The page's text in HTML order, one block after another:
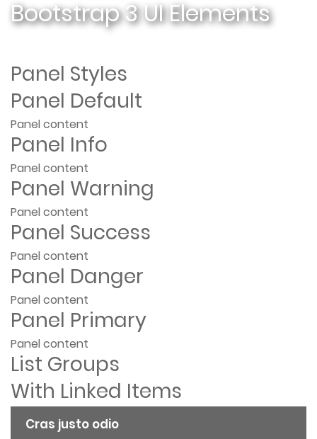
Bootstrap 3 UI Elements
Panel Styles
Panel Default
Panel content
Panel Info
Panel content
Panel Warning
Panel content
Panel Success
Panel content
Panel Danger
Panel content
Panel Primary
Panel content
List Groups
With Linked Items
Cras justo odio